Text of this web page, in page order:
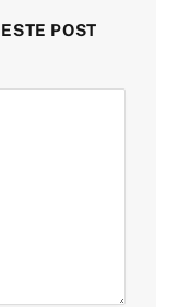
POST